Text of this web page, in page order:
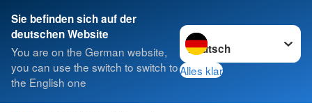
Sie befinden sich auf der
deutschen Website
You are on the German website,
you can use the switch to switch to
the English one
Sprache wechseln zu
Alles klar